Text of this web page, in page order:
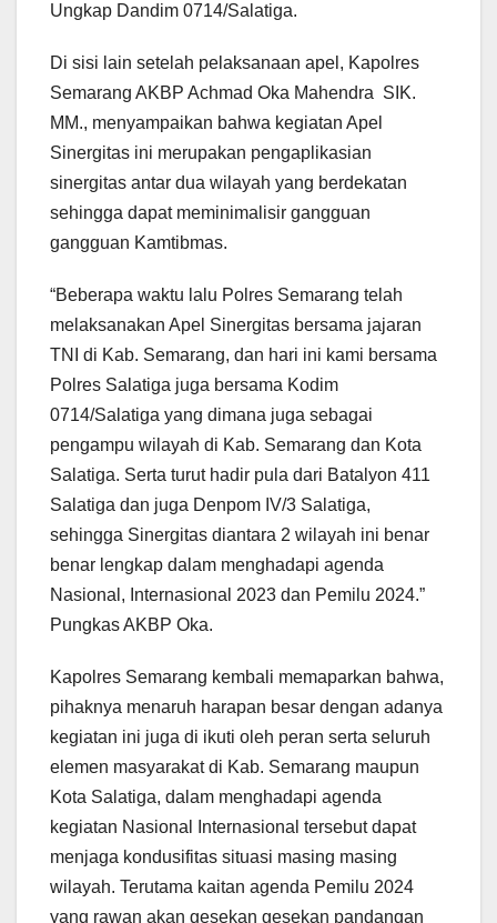
Ungkap Dandim 0714/Salatiga.
Di sisi lain setelah pelaksanaan apel, Kapolres
Semarang AKBP Achmad Oka Mahendra SIK.
MM., menyampaikan bahwa kegiatan Apel
Sinergitas ini merupakan pengaplikasian
sinergitas antar dua wilayah yang berdekatan
sehingga dapat meminimalisir gangguan
gangguan Kamtibmas.
“Beberapa waktu lalu Polres Semarang telah
melaksanakan Apel Sinergitas bersama jajaran
TNI di Kab. Semarang, dan hari ini kami bersama
Polres Salatiga juga bersama Kodim
0714/Salatiga yang dimana juga sebagai
pengampu wilayah di Kab. Semarang dan Kota
Salatiga. Serta turut hadir pula dari Batalyon 411
Salatiga dan juga Denpom IV/3 Salatiga,
sehingga Sinergitas diantara 2 wilayah ini benar
benar lengkap dalam menghadapi agenda
Nasional, Internasional 2023 dan Pemilu 2024.”
Pungkas AKBP Oka.
Kapolres Semarang kembali memaparkan bahwa,
pihaknya menaruh harapan besar dengan adanya
kegiatan ini juga di ikuti oleh peran serta seluruh
elemen masyarakat di Kab. Semarang maupun
Kota Salatiga, dalam menghadapi agenda
kegiatan Nasional Internasional tersebut dapat
menjaga kondusifitas situasi masing masing
wilayah. Terutama kaitan agenda Pemilu 2024
yang rawan akan gesekan gesekan pandangan